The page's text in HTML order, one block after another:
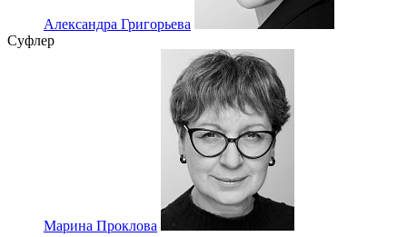
Александра Григорьева
Суфлер
Марина Проклова